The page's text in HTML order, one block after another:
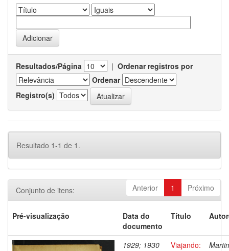
Resultados/Página | Ordenar registros por
Ordenar
Registro(s)
Resultado 1-1 de 1.
Anterior 1 Próximo
Conjunto de itens:
Pré-visualização
Data do
documento
Título
1929; 1930
Viajando: